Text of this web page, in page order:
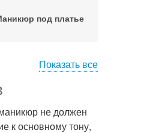
под платье
Показать все
не должен
к основному тону,